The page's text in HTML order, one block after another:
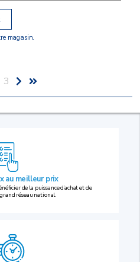
magasin.
3
au meilleur prix
de la puissance d’achat et de
grand réseau national.